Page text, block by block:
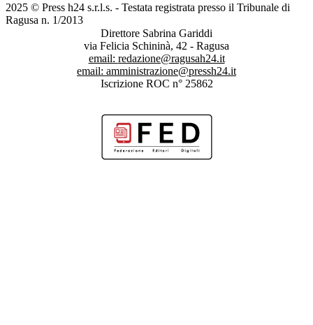
2025 © Press h24 s.r.l.s. - Testata registrata presso il Tribunale di
Ragusa n. 1/2013
Direttore Sabrina Gariddi
via Felicia Schininà, 42 - Ragusa
email: redazione@ragusah24.it
email: amministrazione@pressh24.it
Iscrizione ROC n° 25862